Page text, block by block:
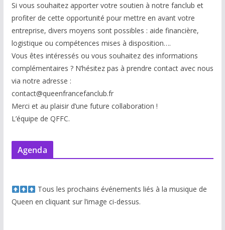
Si vous souhaitez apporter votre soutien à notre fanclub et
profiter de cette opportunité pour mettre en avant votre
entreprise, divers moyens sont possibles : aide financière,
logistique ou compétences mises à disposition….
Vous êtes intéressés ou vous souhaitez des informations
complémentaires ? N’hésitez pas à prendre contact avec nous
via notre adresse :
contact@queenfrancefanclub.fr
Merci et au plaisir d’une future collaboration !
L’équipe de QFFC.
Agenda
Tous les prochains événements liés à la musique de
Queen en cliquant sur l’image ci-dessus.